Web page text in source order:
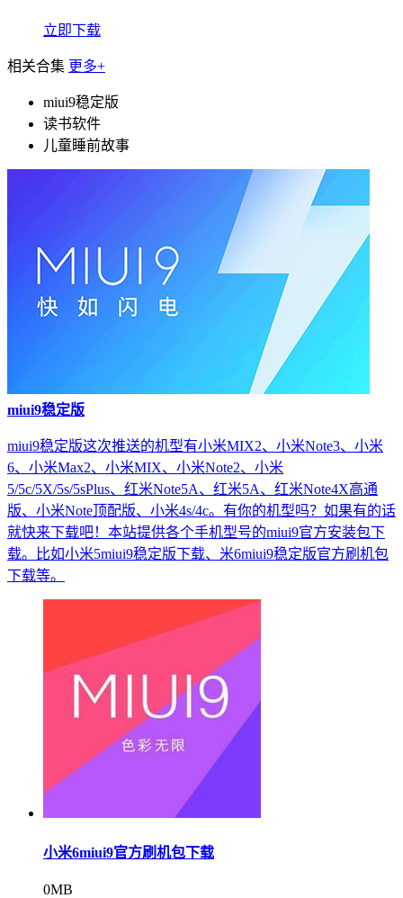
立即下载
相关合集 更多+
miui9稳定版
读书软件
儿童睡前故事
miui9稳定版
miui9稳定版这次推送的机型有小米MIX2、小米Note3、小米
6、小米Max2、小米MIX、小米Note2、小米
5/5c/5X/5s/5sPlus、红米Note5A、红米5A、红米Note4X高通
版、小米Note顶配版、小米4s/4c。有你的机型吗？如果有的话
就快来下载吧！本站提供各个手机型号的miui9官方安装包下
载。比如小米5miui9稳定版下载、米6miui9稳定版官方刷机包
下载等。
小米6miui9官方刷机包下载
0MB